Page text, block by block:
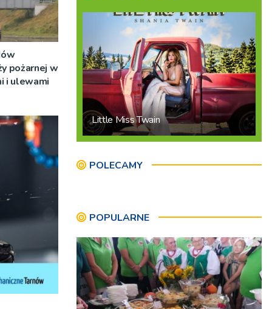
pożarnej w
i ulewami
Little Miss Twain
POLECAMY
POPULARNE